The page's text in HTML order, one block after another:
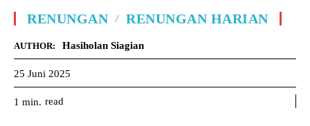
RENUNGAN RENUNGAN HARIAN
AUTHOR: Hasiholan Siagian
25 Juni 2025
1 min. read